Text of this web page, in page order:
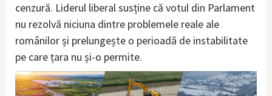
cenzură. Liderul liberal susține că votul din Parlament
nu rezolvă niciuna dintre problemele reale ale
românilor și prelungește o perioadă de instabilitate
pe care țara nu și-o permite.